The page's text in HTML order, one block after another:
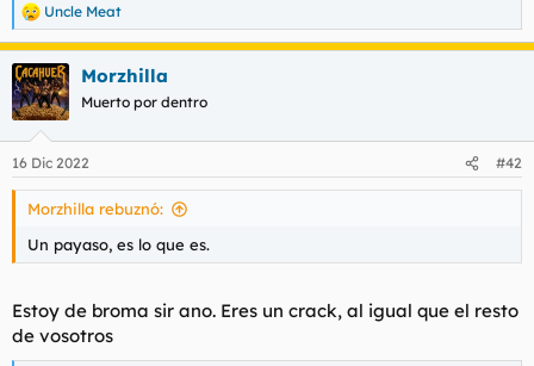
R
e
a
c
c
i
e
s
Uncle Meat
Morzhilla
Muerto por dentro
16 Dic 2022 #42
Morzhilla rebuznó:
Un payaso, es lo que es.
Estoy de broma sir ano. Eres un crack, al igual que el resto
de vosotros